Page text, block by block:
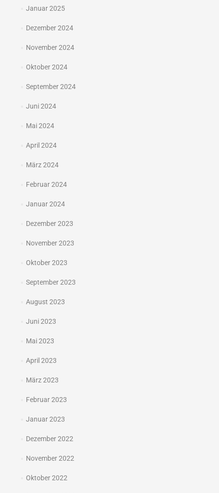
Januar 2025
Dezember 2024
November 2024
Oktober 2024
September 2024
Juni 2024
Mai 2024
April 2024
März 2024
Februar 2024
Januar 2024
Dezember 2023
November 2023
Oktober 2023
September 2023
August 2023
Juni 2023
Mai 2023
April 2023
März 2023
Februar 2023
Januar 2023
Dezember 2022
November 2022
Oktober 2022